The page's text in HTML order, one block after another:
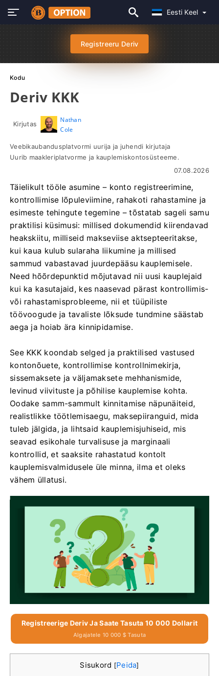
Eesti Keel
Registreeru Deriv
Kodu
Deriv KKK
Kirjutas
Nathan
Cole
Veebikaubandusplatvormi uurija ja juhendi kirjutaja
Uurib maakleriplatvorme ja kauplemiskontosüsteeme.
07.08.2026
Täielikult tööle asumine – konto registreerimine,
kontrollimise lõpuleviimine, rahakoti rahastamine ja
esimeste tehingute tegemine – tõstatab sageli samu
praktilisi küsimusi: millised dokumendid kiirendavad
heakskiitu, milliseid makseviise aktsepteeritakse,
kui kaua kulub sularaha liikumine ja millised
sammud vabastavad juurdepääsu kauplemisele.
Need hõõrdepunktid mõjutavad nii uusi kauplejaid
kui ka kasutajaid, kes naasevad pärast kontrollimis-
või rahastamisprobleeme, nii et tüüpiliste
töövoogude ja tavaliste lõksude tundmine säästab
aega ja hoiab ära kinnipidamise.
See KKK koondab selged ja praktilised vastused
kontonõuete, kontrollimise kontrollnimekirja,
sissemaksete ja väljamaksete mehhanismide,
levinud viivituste ja põhilise kauplemise kohta.
Oodake samm-sammult kinnitamise näpunäiteid,
realistlikke töötlemisaegu, maksepiiranguid, mida
tuleb jälgida, ja lihtsaid kauplemisjuhiseid, mis
seavad esikohale turvalisuse ja marginaali
kontrollid, et saaksite rahastatud kontolt
kauplemisvalmidusele üle minna, ilma et oleks
vähem üllatusi.
Registreerige Deriv Ja Saate Tasuta 10 000 Dollarit
Algajatele 10 000 $ Tasuta
Sisukord [Peida]